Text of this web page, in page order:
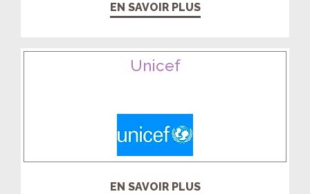
EN SAVOIR PLUS
Unicef
EN SAVOIR PLUS